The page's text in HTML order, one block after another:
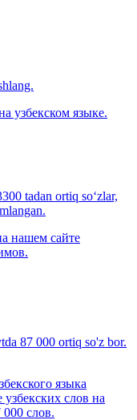
узбекском языке.
tadan ortiq so‘zlar,
нашем сайте
87 000 ortiq so'z bor.
языка
слов на
слов.